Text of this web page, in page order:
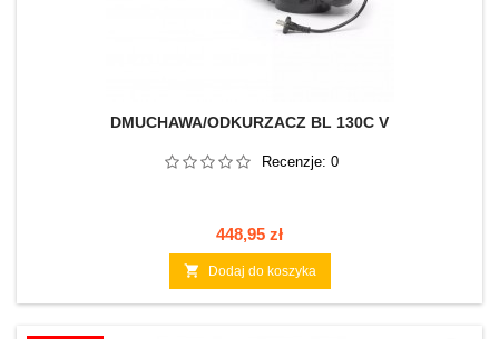
DMUCHAWA/ODKURZACZ BL 130C V
Recenzje: 0
Cena
448,95 zł
 Dodaj do koszyka